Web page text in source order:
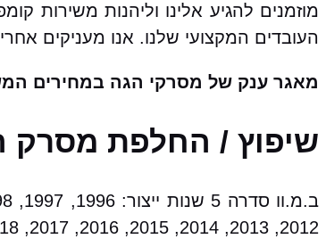
מוזמנים להגיע אלינו וליהנות משירות
העובדים המקצועי שלנו. אנו מעניקים
מאגר ענק של מסרקי הגה במחירים
שיפוץ / החלפת מסרק הגה לב.מ.וו
2012, 2013, 2014, 2015, 2016, 2017, 2018, 2019, 2020, 2021